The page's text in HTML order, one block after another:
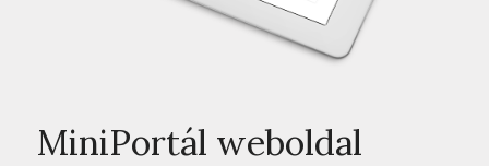
MiniPortál weboldal